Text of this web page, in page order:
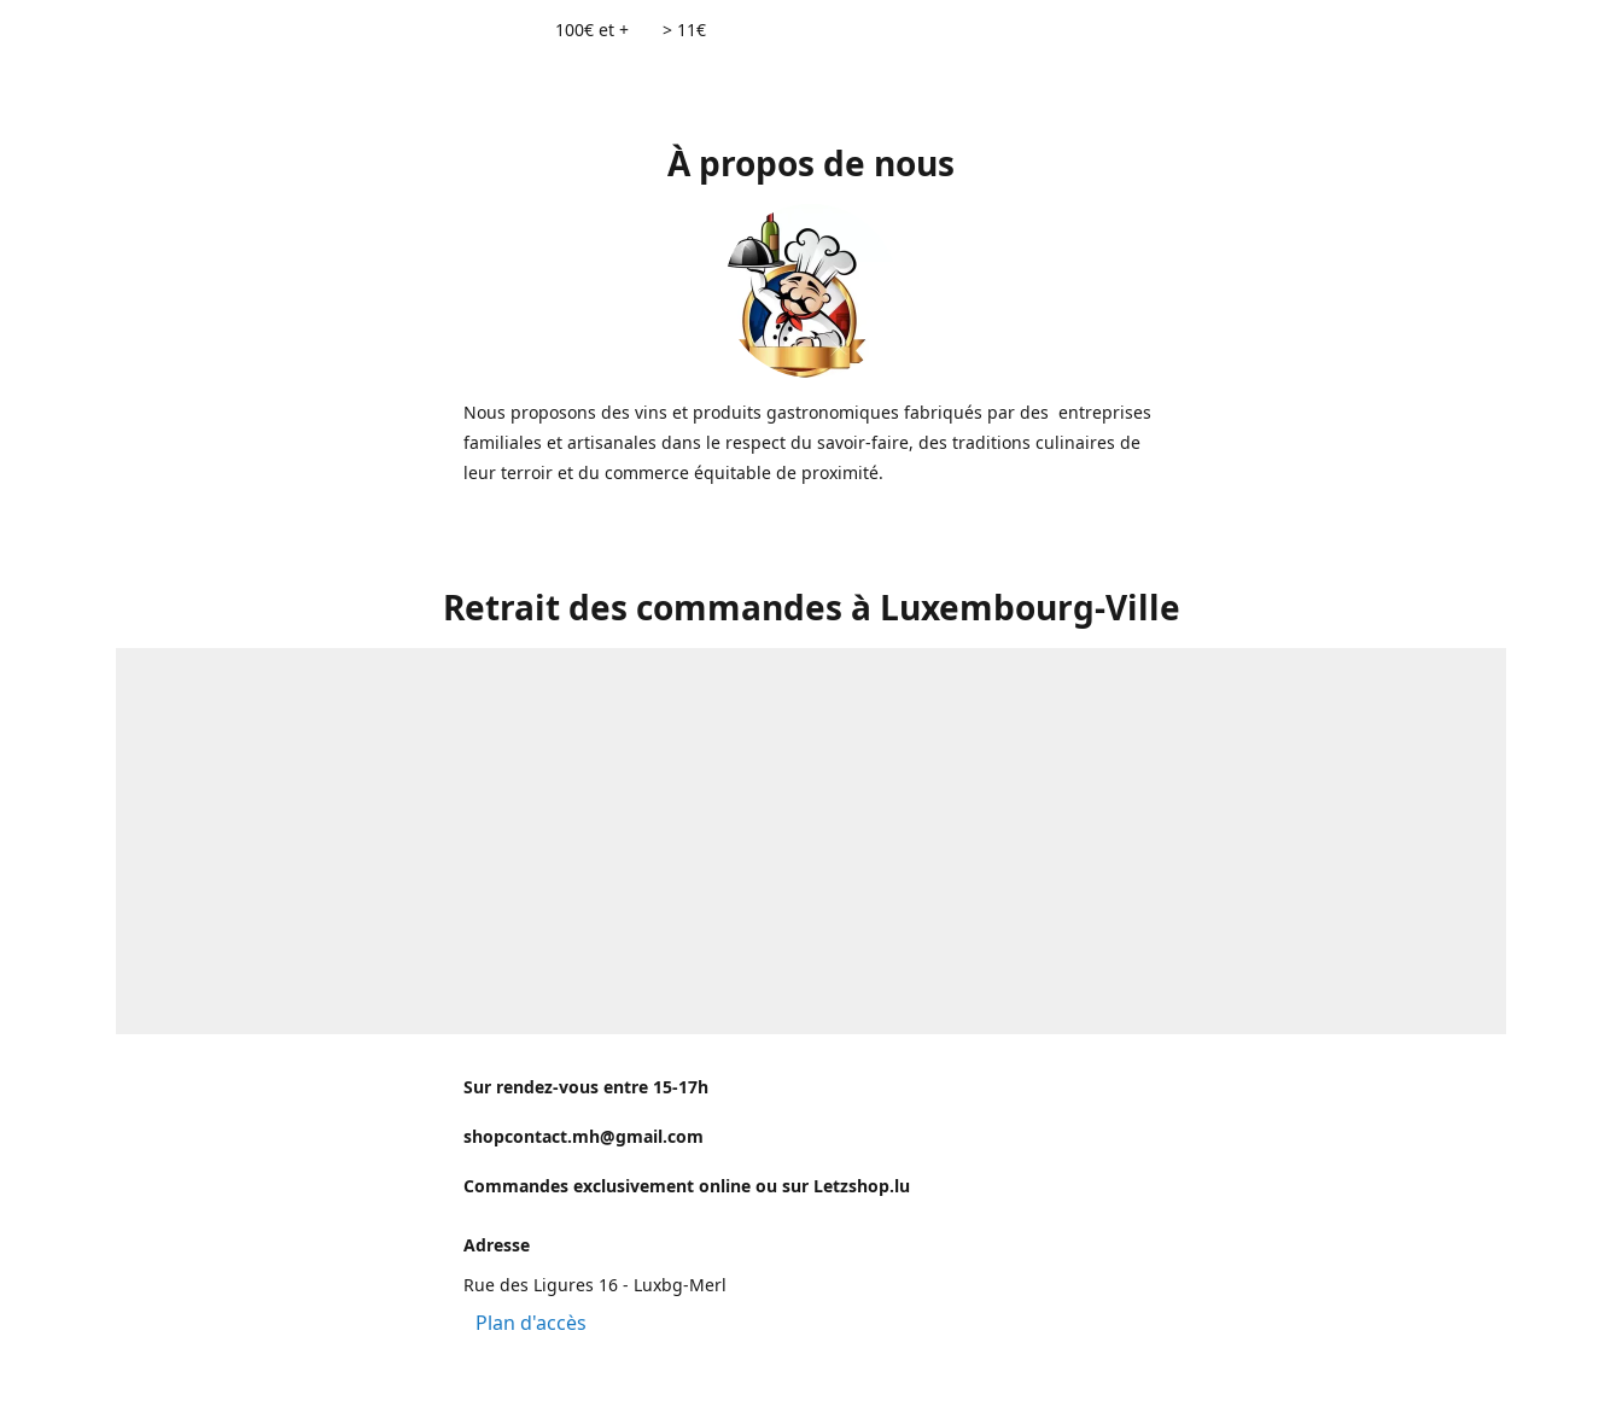
100€ et + > 11€
À propos de nous
Nous proposons des vins et produits gastronomiques fabriqués par des entreprises
familiales et artisanales dans le respect du savoir-faire, des traditions culinaires de
leur terroir et du commerce équitable de proximité.
Retrait des commandes à Luxembourg-Ville
Sur rendez-vous entre 15-17h
shopcontact.mh@gmail.com
Commandes exclusivement online ou sur Letzshop.lu
Adresse
Rue des Ligures 16 - Luxbg-Merl
Plan d'accès